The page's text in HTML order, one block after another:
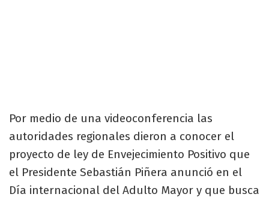
Por medio de una videoconferencia las
autoridades regionales dieron a conocer el
proyecto de ley de Envejecimiento Positivo que
el Presidente Sebastián Piñera anunció en el
Día internacional del Adulto Mayor y que busca